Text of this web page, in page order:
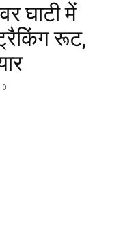
घाटी में
रूट,
0